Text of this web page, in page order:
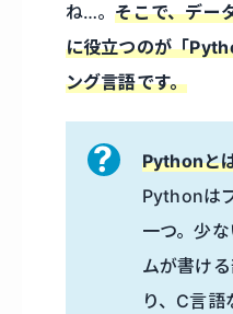
ね…。そこで、デー
に役立つのが「
ング言語です。
Pythonと
Pythonは
一つ。少
ムが書け
り、C言語